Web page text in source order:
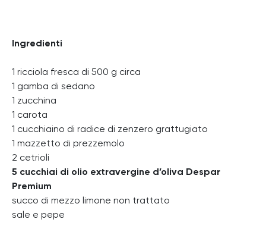
Ingredienti
1 ricciola fresca di 500 g circa
1 gamba di sedano
1 zucchina
1 carota
1 cucchiaino di radice di zenzero grattugiato
1 mazzetto di prezzemolo
2 cetrioli
5 cucchiai di olio extravergine d’oliva Despar
Premium
succo di mezzo limone non trattato
sale e pepe